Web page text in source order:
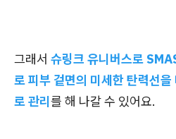
그래서 슈링크 유니버스로
로 피부 겉면의 미세한 탄력선
로 관리를 해 나갈 수 있어요.